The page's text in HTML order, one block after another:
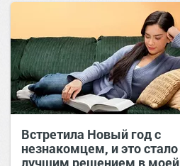
Встретила Новый год с
незнакомцем, и это стало
лучшим решением в моей